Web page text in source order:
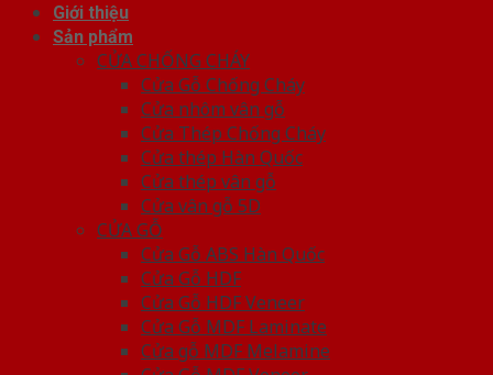
Giới thiệu
Sản phẩm
CỬA CHỐNG CHÁY
Cửa Gỗ Chống Cháy
Cửa nhôm vân gỗ
Cửa Thép Chống Cháy
Cửa thép Hàn Quốc
Cửa thép vân gỗ
Cửa vân gỗ 5D
CỬA GỖ
Cửa Gỗ ABS Hàn Quốc
Cửa Gỗ HDF
Cửa Gỗ HDF Veneer
Cửa Gỗ MDF Laminate
Cửa gỗ MDF Melamine